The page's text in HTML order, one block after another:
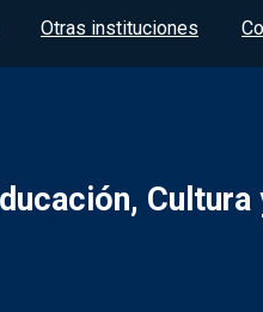
Otras instituciones
Cultura